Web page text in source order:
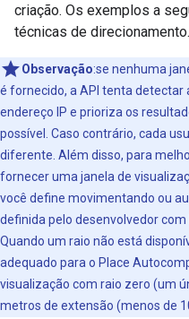
criação. Os exemplos a
técnicas de direcionamento.
Observação:se nenhuma
é fornecido, a API tenta detectar
endereço IP e prioriza os
possível. Caso contrário, cada
diferente. Além disso, para
fornecer uma janela de
você define movimentando ou
definida pelo desenvolvedor com
Quando um raio não está
adequado para o Place
visualização com raio zero (um
metros de extensão (menos de